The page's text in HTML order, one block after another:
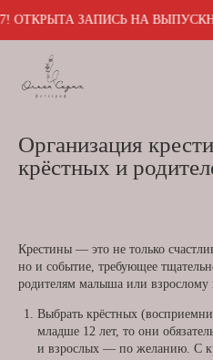
ЗАПИСЬ НА ВЫПУСКНЫЕ
Организация
крёстных и
Крестины — это не только
но и событие, требующее
родителям малыша или взрослому
Выбрать крёстных
младше 12 лет, то они
и взрослых — по желанию. С